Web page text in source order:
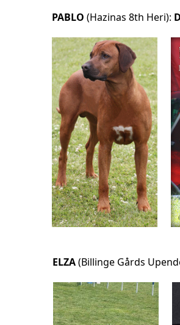
PABLO (Hazinas 8th Heri):
ELZA(Billinge Gårds